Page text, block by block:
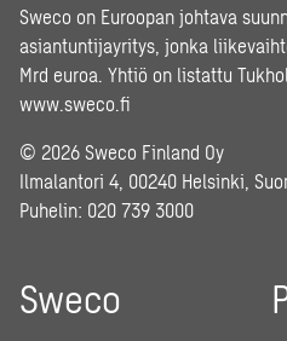
Sweco on Euroopan johtava
asiantuntijayritys, jonka
Mrd euroa. Yhtiö on listattu
www.sweco.fi
© 2026 Sweco Finland Oy
Ilmalantori 4, 00240 Helsinki,
Puhelin: 020 739 3000
Sweco